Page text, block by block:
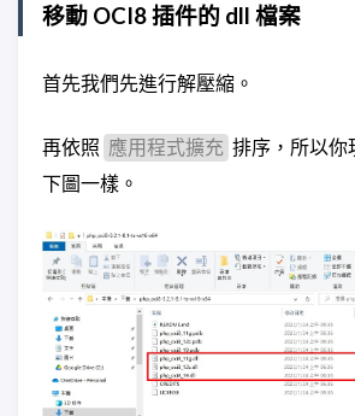
移動 OCI8 插件的 dll 檔案
首先我們先進行解壓縮。
再依照 應用程式擴充 排序，所以你
下圖一樣。